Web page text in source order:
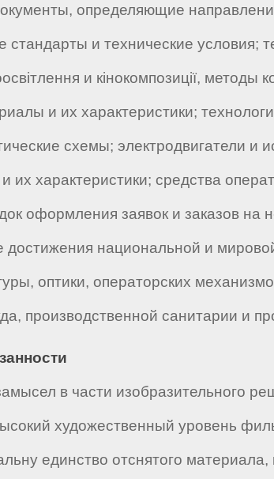
определяющие
и технические условия;
и кінокомпозиції,
и их характеристики;
схемы; электродвигатели и
характеристики; средства
оформления заявок и заказов
национальной и
оптики, операторских
производственной санитарии и
в части изобразительного
художественный уровень
единство отснятого